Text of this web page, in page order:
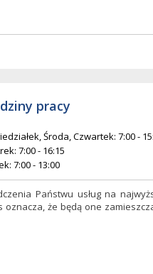
Państwu usług na
że będą one
pracy
Środa, Czwartek: 7:00 -
7:00 - 16:15
7:00 - 13:00